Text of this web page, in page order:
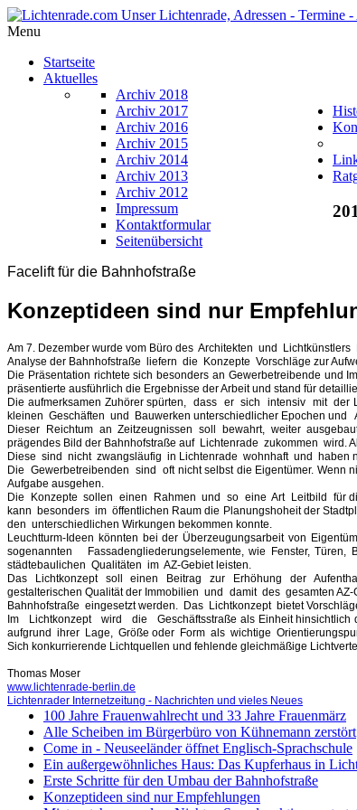
Menu
Startseite
Aktuelles
Archiv 2018
Archiv 2017
Archiv 2016
Archiv 2015
Archiv 2014
Archiv 2013
Archiv 2012
Impressum
Kontaktformular
Seitenübersicht
Facelift für die Bahnhofstraße
Konzeptideen sind nur
Am 7. Dezember wurde vom Büro des Architekten und
Analyse der Bahnhofstraße liefern die Konzepte Vorschläge zur
Die Präsentation richtete sich besonders an Gewerbetreibende
präsentierte ausführlich die Ergebnisse der Arbeit und stand für
Die aufmerksamen Zuhörer spürten, dass er sich intensiv mit der
kleinen Geschäften und Bauwerken unterschiedlicher Epochen und
Dieser Reichtum an Zeitzeugnissen soll bewahrt, weiter
prägendes Bild der Bahnhofstraße auf Lichtenrade zukommen wird.
Diese sind nicht zwangsläufig in Lichtenrade wohnhaft und
Die Gewerbetreibenden sind oft nicht selbst die Eigentümer.
Aufgabe ausgehen.
Die Konzepte sollen einen Rahmen und so eine Art Leitbild für
kann besonders im öffentlichen Raum die Planungshoheit der
den unterschiedlichen Wirkungen bekommen konnte.
Leuchtturm-Ideen könnten bei der Überzeugungsarbeit von
sogenannten Fassadengliederungselemente, wie Fenster, Türen,
städtebaulichen Qualitäten im AZ-Gebiet leisten.
Das Lichtkonzept soll einen Beitrag zur Erhöhung der
gestalterischen Qualität der Immobilien und damit des gesamten
Bahnhofstraße eingesetzt werden. Das Lichtkonzept bietet
Im Lichtkonzept wird die Geschäftsstraße als Einheit hinsichtlich
aufgrund ihrer Lage, Größe oder Form als wichtige
Sich konkurrierende Lichtquellen und fehlende gleichmäßige
Thomas Moser
www.lichtenrade-berlin.de
Lichtenrader Internetzeitung - Nachrichten und vieles Neues
100 Jahre Frauenwahlrecht und 33 Jahre Frauenmärz
Alle Scheiben im Bürgerbüro von Kühnemann zerstört
Come in - Neuseeländer öffnet Englisch-Sprachschule
Ein außergewöhnliches Haus: Das Kupferhaus in
Erste Schritte für den Umbau der Bahnhofstraße
Konzeptideen sind nur Empfehlungen